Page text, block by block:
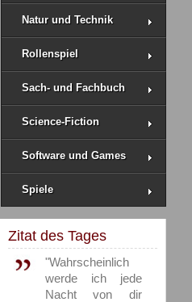
Natur und Technik
Rollenspiel
Sach- und Fachbuch
Science-Fiction
Software und Games
Spiele
Zitat des Tages
"Wahrscheinlich
werde ich jede
Nacht von dir